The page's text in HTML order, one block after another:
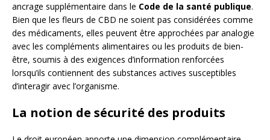
ancrage supplémentaire dans le Code de la santé publique.
Bien que les fleurs de CBD ne soient pas considérées comme
des médicaments, elles peuvent être approchées par analogie
avec les compléments alimentaires ou les produits de bien-
être, soumis à des exigences d’information renforcées
lorsqu’ils contiennent des substances actives susceptibles
d’interagir avec l’organisme.
La notion de sécurité des produits